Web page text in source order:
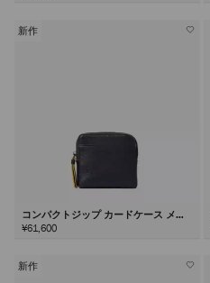
新作
コンパクトジップ カードケース メン
ズ
¥61,600
新作